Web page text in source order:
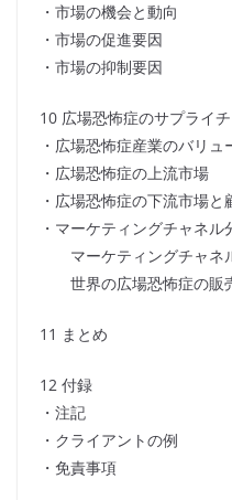
・市場の機会と動向
・市場の促進要因
・市場の抑制要因
10 広場恐怖症のサプライ
・広場恐怖症産業のバリュ
・広場恐怖症の上流市場
・広場恐怖症の下流市場と
・マーケティングチャネル
マーケティングチャネ
世界の広場恐怖症の販
11 まとめ
12 付録
・注記
・クライアントの例
・免責事項